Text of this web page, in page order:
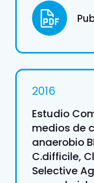
2016
Estudio
medios de
anaerobio
C.difficile,
Selective